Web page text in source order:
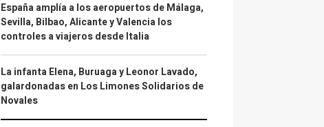
España amplía a los aeropuertos de Málaga,
Sevilla, Bilbao, Alicante y Valencia los
controles a viajeros desde Italia
La infanta Elena, Buruaga y Leonor Lavado,
galardonadas en Los Limones Solidarios de
Novales